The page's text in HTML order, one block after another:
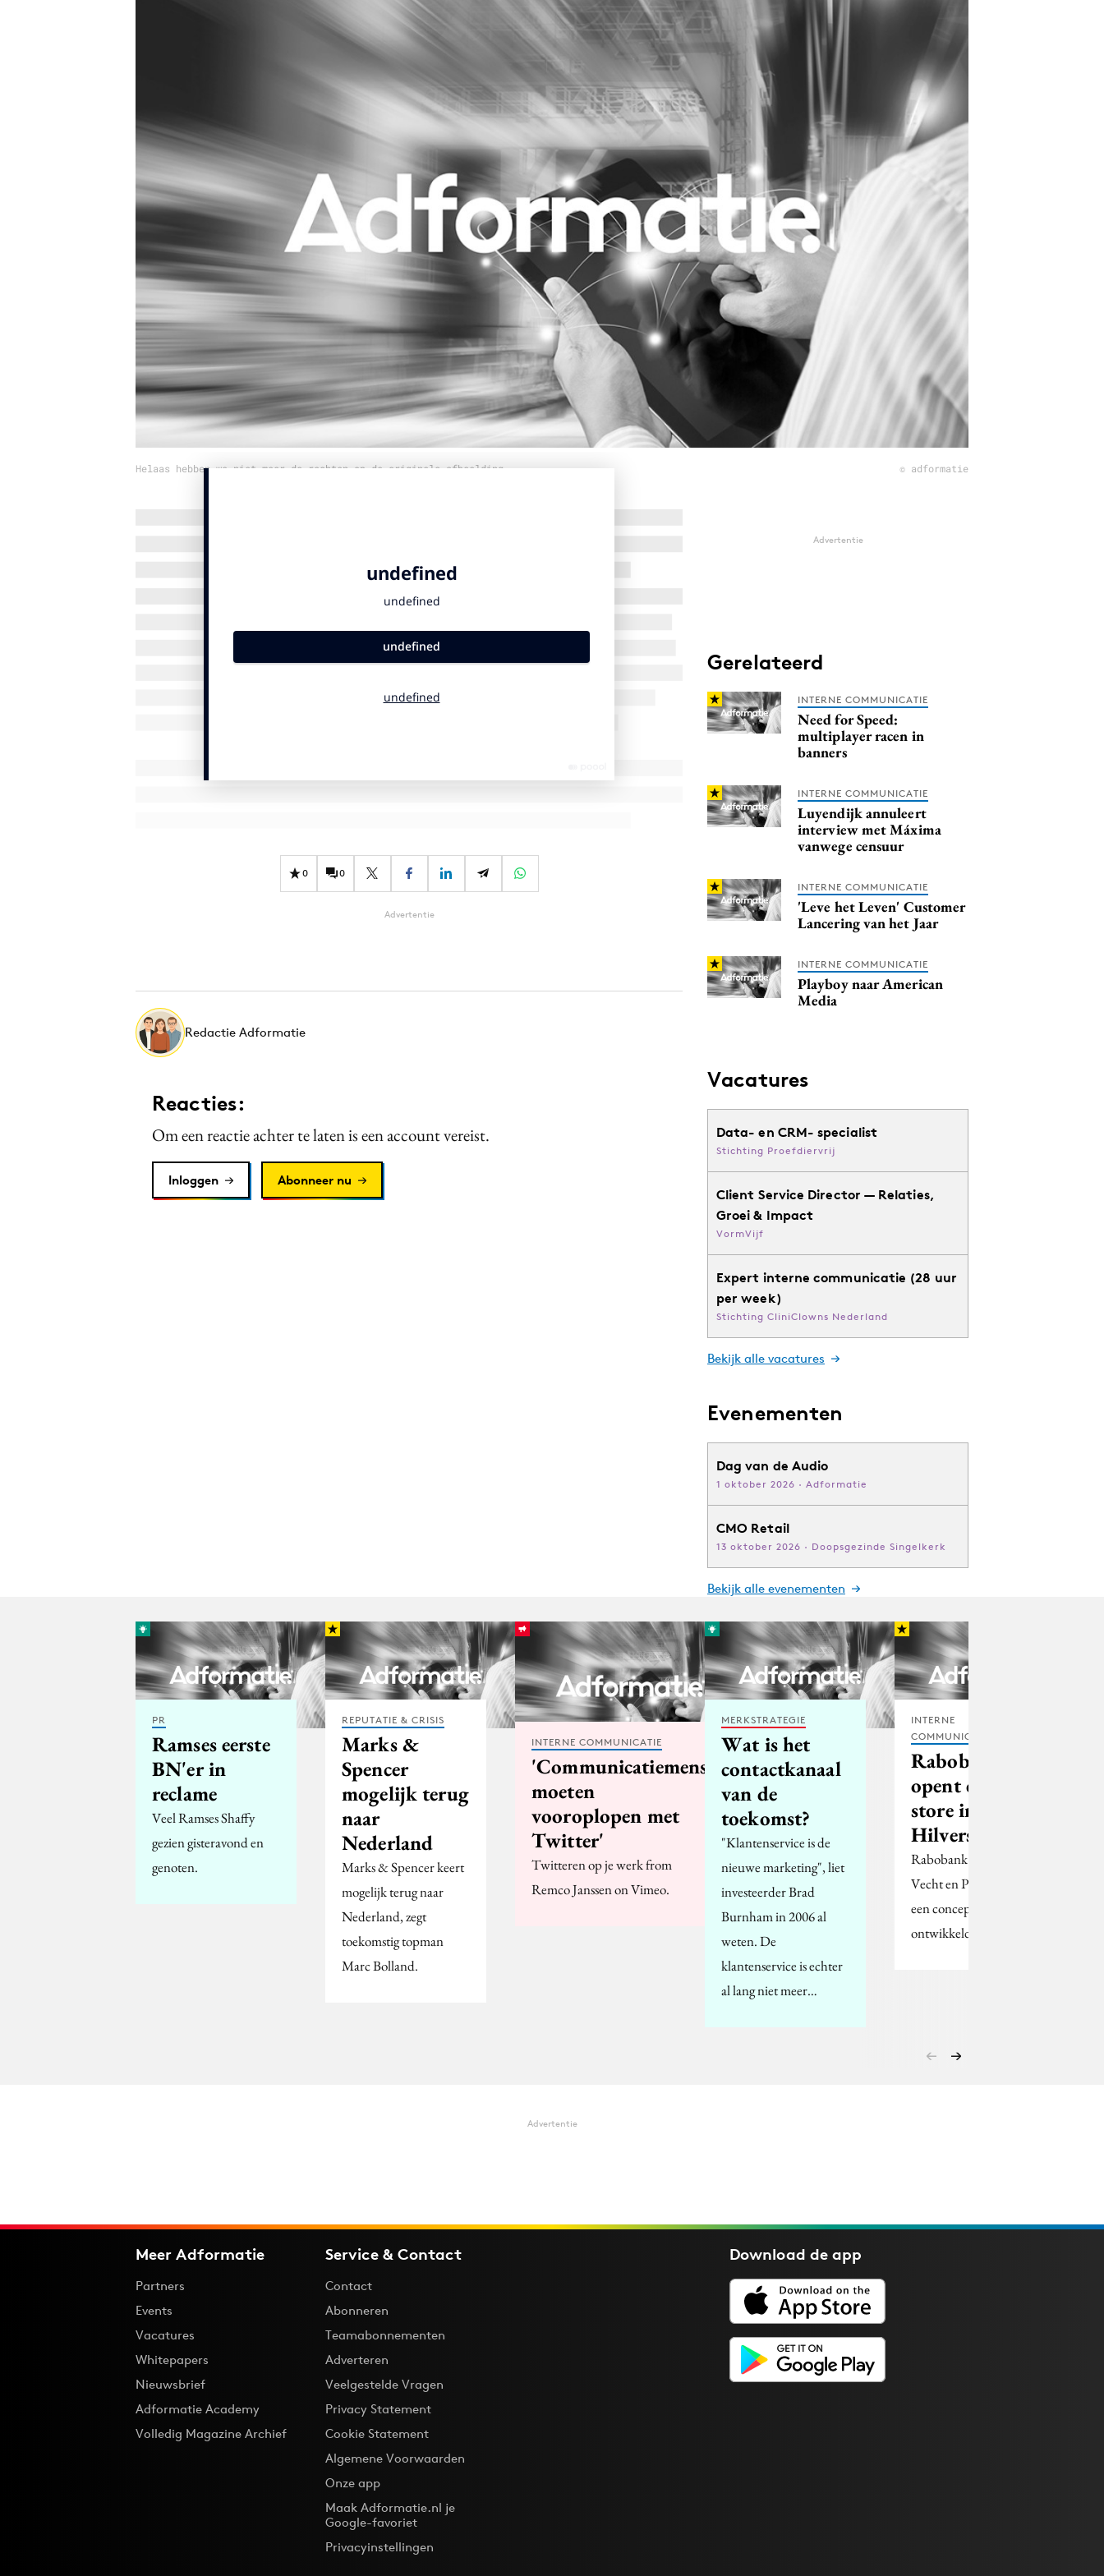
Gedragsverandering
Influencer marketing
Interne communicatie
Purpose Marketing
Reputatie & crisis
Helaas hebben we niet meer de rechten op de originele afbeelding © adformatie
0 0
Advertentie
Redactie Adformatie
Reacties:
Om een reactie achter te laten is een account vereist.
Inloggen Abonneer nu
Advertentie
Gerelateerd
INTERNE COMMUNICATIE
Need for Speed:
multiplayer racen in
banners
INTERNE COMMUNICATIE
Luyendijk annuleert
interview met Máxima
vanwege censuur
INTERNE COMMUNICATIE
'Leve het Leven' Customer
Lancering van het Jaar
INTERNE COMMUNICATIE
Playboy naar American
Media
Vacatures
Data- en CRM- specialist
Stichting Proefdiervrij
Client Service Director — Relaties,
Groei & Impact
VormVijf
Expert interne communicatie (28 uur
per week)
Stichting CliniClowns Nederland
Bekijk alle vacatures
Evenementen
Dag van de Audio
1 oktober 2026 · Adformatie
CMO Retail
13 oktober 2026 · Doopsgezinde Singelkerk
Bekijk alle evenementen
PR
Ramses eerste
BN'er in
reclame
Veel Ramses Shaffy
gezien gisteravond en
genoten.
REPUTATIE & CRISIS
Marks &
Spencer
mogelijk terug
naar
Nederland
Marks & Spencer keert
mogelijk terug naar
Nederland, zegt
toekomstig topman
Marc Bolland.
INTERNE COMMUNICATIE
'Communicatiemensen
moeten
vooroplopen met
Twitter'
Twitteren op je werk from
Remco Janssen on Vimeo.
MERKSTRATEGIE
Wat is het
contactkanaal
van de
toekomst?
"Klantenservice is de
nieuwe marketing", liet
investeerder Brad
Burnham in 2006 al
weten. De
klantenservice is echter
al lang niet meer…
INTERNE
COMMUNICATIE
Rabobank
opent concept
store in
Hilversum
Rabobank Hilversum-
Vecht en Plassen heeft
een conceptstore
ontwikkeld.
Advertentie
Meer Adformatie
Partners
Events
Vacatures
Whitepapers
Nieuwsbrief
Adformatie Academy
Volledig Magazine Archief
Service & Contact
Contact
Abonneren
Teamabonnementen
Adverteren
Veelgestelde Vragen
Privacy Statement
Cookie Statement
Algemene Voorwaarden
Onze app
Maak Adformatie.nl je
Google-favoriet
Privacyinstellingen
Download deapp